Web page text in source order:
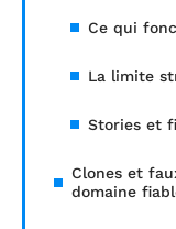
Ce qui
La limite
Stories et
Clones et
domaine